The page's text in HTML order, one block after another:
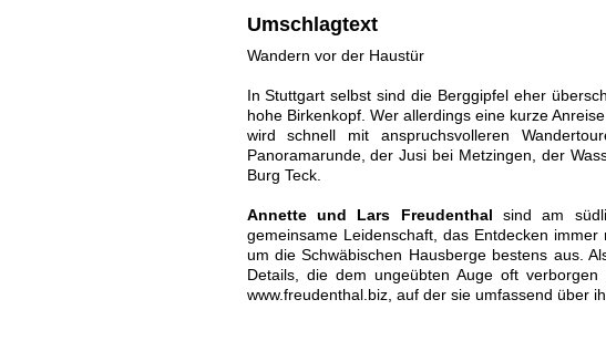
Umschlagtext
Wandern vor der Haustür
In Stuttgart selbst sind die Berggipfel eher
hohe Birkenkopf. Wer allerdings eine kurze
wird schnell mit anspruchsvolleren
Panoramarunde, der Jusi bei Metzingen, der
Burg Teck.
Annette und Lars Freudenthal sind am
gemeinsame Leidenschaft, das Entdecken
um die Schwäbischen Hausberge bestens aus.
Details, die dem ungeübten Auge oft
www.freudenthal.biz, auf der sie umfassend über